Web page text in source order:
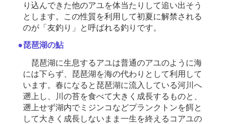
り込んできた他のアユを体当たりして追い出そう
とします。この性質を利用して初夏に解禁される
のが「友釣り」と呼ばれる釣りです。
●琵琶湖の鮎
琵琶湖に生息するアユは普通のアユのように海
には下らず、琵琶湖を海の代わりとして利用して
います。春になると琵琶湖に流入している河川へ
遡上し、川の苔を食べて大きく成長するものと、
遡上せず湖内でミジンコなどプランクトンを餌と
して大きく成長しないまま一生を終えるコアユの